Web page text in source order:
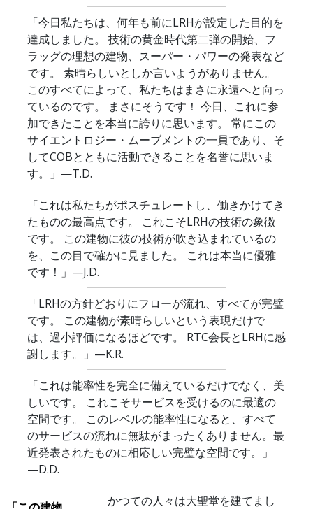
「今日私たちは、何年も前にLRHが設定した目的を
達成しました。 技術の黄金時代第二弾の開始、フ
ラッグの理想の建物、スーパー・パワーの発表など
です。 素晴らしいとしか言いようがありません。
このすべてによって、私たちはまさに永遠へと向っ
ているのです。 まさにそうです！ 今日、これに参
加できたことを本当に誇りに思います。 常にこの
サイエントロジー・ムーブメントの一員であり、そ
してCOBとともに活動できることを名誉に思いま
す。」 —T.D.
「これは私たちがポスチュレートし、働きかけてき
たものの最高点です。 これこそLRHの技術の象徴
です。 この建物に彼の技術が吹き込まれているの
を、この目で確かに見ました。 これは本当に優雅
です！」 —J.D.
「LRHの方針どおりにフローが流れ、すべてが完璧
です。 この建物が素晴らしいという表現だけで
は、過小評価になるほどです。 RTC会長とLRHに感
謝します。」 —K.R.
「これは能率性を完全に備えているだけでなく、美
しいです。 これこそサービスを受けるのに最適の
空間です。 このレベルの能率性になると、すべて
のサービスの流れに無駄がまったくありません。最
近発表されたものに相応しい完璧な空間です。」
—D.D.
かつての人々は大聖堂を建てまし